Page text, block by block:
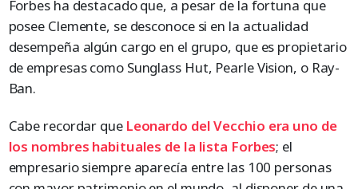
Forbes ha destacado que, a pesar de la fortuna que
posee Clemente, se desconoce si en la actualidad
desempeña algún cargo en el grupo, que es propietario
de empresas como Sunglass Hut, Pearle Vision, o Ray-
Ban.
Cabe recordar que Leonardo del Vecchio era uno de
los nombres habituales de la lista Forbes; el
empresario siempre aparecía entre las 100 personas